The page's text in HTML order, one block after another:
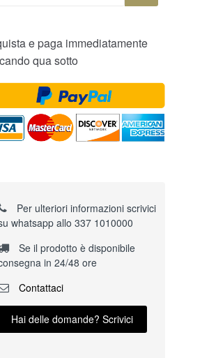
e paga immediatamente
qua sotto
Per ulteriori informazioni scrivici
whatsapp allo 337 1010000
Se il prodotto è disponibile
in 24/48 ore
Contattaci
Hai delle domande? Scrivici